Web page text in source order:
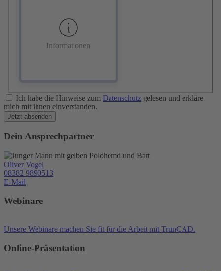
Informationen
Ich habe die Hinweise zum Datenschutz gelesen und erkläre
mich mit ihnen einverstanden.
Jetzt absenden
Dein Ansprechpartner
Oliver Vogel
08382 9890513
E-Mail
Webinare
Unsere Webinare machen Sie fit für die Arbeit mit TrunCAD.
Online-Präsentation